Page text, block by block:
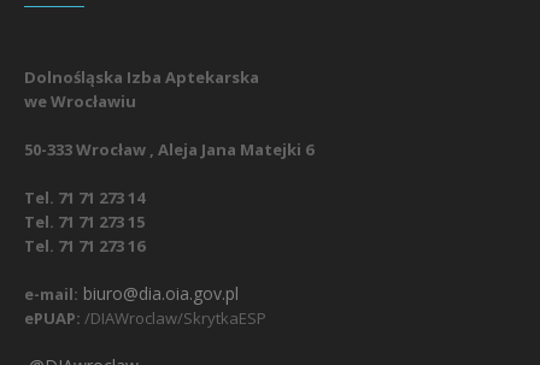
Dolnośląska Izba Aptekarska
we Wrocławiu
50-333 Wrocław , Aleja Jana Matejki 6
Tel. 71 71 273 14
Tel. 71 71 273 15
Tel. 71 71 273 16
e-mail: biuro@dia.oia.gov.pl
ePUAP: /DIAWroclaw/SkrytkaESP